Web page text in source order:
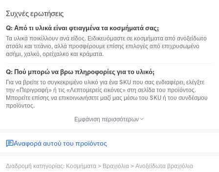
Συχνές ερωτήσεις
Q: Από τι υλικά είναι φτιαγμένα τα κοσμήματά σας;
Τα υλικά ποικίλλουν ανά είδος. Ειδικευόμαστε σε κοσμήματα από ανοξείδωτο
ατσάλι και τιτάνιο, αλλά προσφέρουμε επίσης επιλογές από επιχρυσωμένο
ασήμι, χαλκό, ορείχαλκο και κράματα.
Q: Πού μπορώ να βρω πληροφορίες για το υλικό;
Για να βρείτε το συγκεκριμένο υλικό για ένα SKU που σας ενδιαφέρει, ελέγξτε
την «Περιγραφή» ή τις «Λεπτομερείς εικόνες» στη σελίδα του προϊόντος.
Μπορείτε επίσης να επικοινωνήσετε μαζί μας μέσω του SKU ή του συνδέσμου
προϊόντος.
Εμφάνιση περισσότερων
Αναφορά αυτού του προϊόντος
Διαδρομή κατηγορίας: Κοσμήματα > Βραχιόλια > Ανοξείδωτα βραχιόλια